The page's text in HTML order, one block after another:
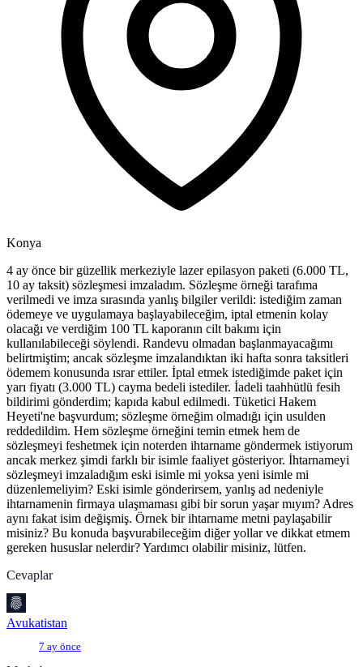
Konya
4 ay önce bir güzellik merkeziyle lazer epilasyon paketi (6.000 TL,
10 ay taksit) sözleşmesi imzaladım. Sözleşme örneği tarafıma
verilmedi ve imza sırasında yanlış bilgiler verildi: istediğim zaman
ödemeye ve uygulamaya başlayabileceğim, iptal etmenin kolay
olacağı ve verdiğim 100 TL kaporanın cilt bakımı için
kullanılabileceği söylendi. Randevu olmadan başlanmayacağımı
belirtmiştim; ancak sözleşme imzalandıktan iki hafta sonra taksitleri
ödemem konusunda ısrar ettiler. İptal etmek istediğimde paket için
yarı fiyatı (3.000 TL) cayma bedeli istediler. İadeli taahhütlü fesih
bildirimi gönderdim; kapıda kabul edilmedi. Tüketici Hakem
Heyeti'ne başvurdum; sözleşme örneğim olmadığı için usulden
reddedildim. Hem sözleşme örneğini temin etmek hem de
sözleşmeyi feshetmek için noterden ihtarname göndermek istiyorum
ancak merkez şimdi farklı bir isimle faaliyet gösteriyor. İhtarnameyi
sözleşmeyi imzaladığım eski isimle mi yoksa yeni isimle mi
düzenlemeliyim? Eski isimle gönderirsem, yanlış ad nedeniyle
ihtarnamenin firmaya ulaşmaması gibi bir sorun yaşar mıyım? Adres
aynı fakat isim değişmiş. Örnek bir ihtarname metni paylaşabilir
misiniz? Bu konuda başvurabileceğim diğer yollar ve dikkat etmem
gereken hususlar nelerdir? Yardımcı olabilir misiniz, lütfen.
Cevaplar
Avukatistan
7 ay önce